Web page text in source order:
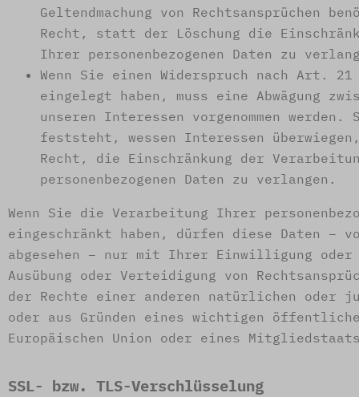
Geltendmachung von Rechtsansprüchen
Recht, statt der Löschung die
Ihrer personenbezogenen Daten zu
Wenn Sie einen Widerspruch nach Art. 21
eingelegt haben, muss eine Abwägung
unseren Interessen vorgenommen
feststeht, wessen Interessen
Recht, die Einschränkung der
personenbezogenen Daten zu verlangen.
Wenn Sie die Verarbeitung Ihrer
eingeschränkt haben, dürfen diese Daten –
abgesehen – nur mit Ihrer Einwilligung oder
Ausübung oder Verteidigung von
der Rechte einer anderen natürlichen oder
oder aus Gründen eines wichtigen
Europäischen Union oder eines
SSL- bzw. TLS-Verschlüsselung